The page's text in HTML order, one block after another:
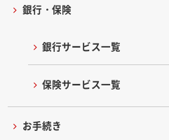
銀行・保険
銀行サービス一覧
保険サービス一覧
お手続き